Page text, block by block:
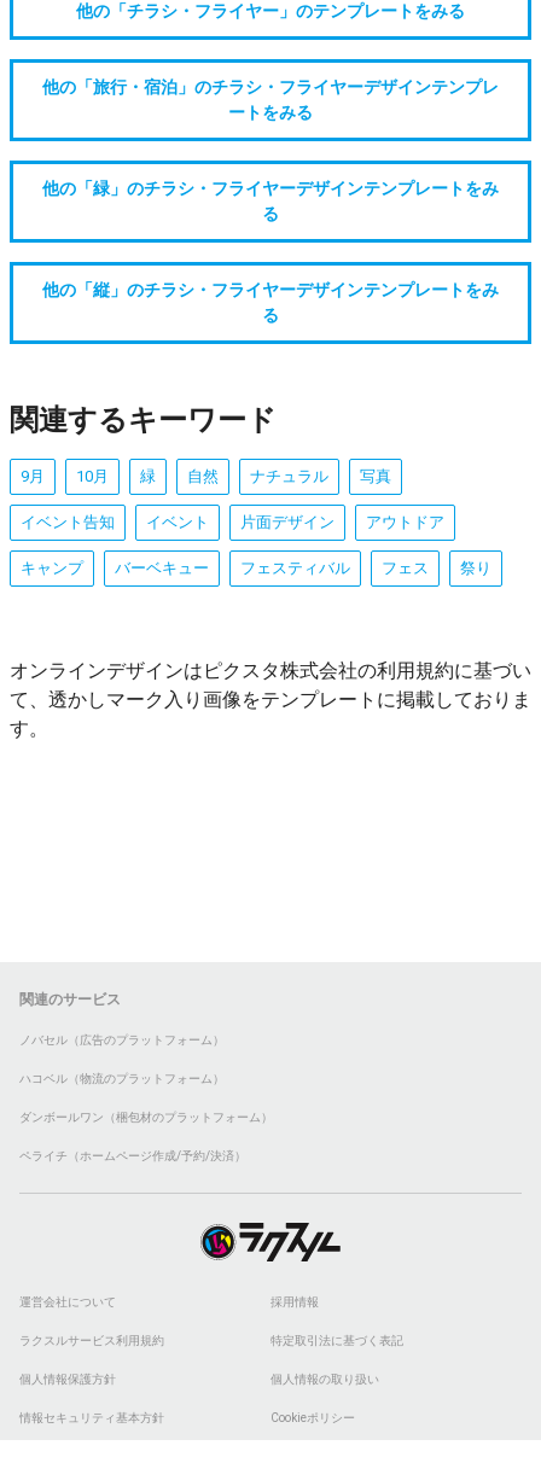
他の「チラシ・フライヤー」のテンプレートをみる
他の「旅行・宿泊」のチラシ・フライヤーデザインテンプレ
ートをみる
他の「緑」のチラシ・フライヤーデザインテンプレートをみ
る
他の「縦」のチラシ・フライヤーデザインテンプレートをみ
る
関連するキーワード
9月 10月 緑 自然 ナチュラル 写真
イベント告知 イベント 片面デザイン アウトドア
キャンプ バーベキュー フェスティバル フェス 祭り
オンラインデザインはピクスタ株式会社の利用規約に基づい
て、透かしマーク入り画像をテンプレートに掲載しておりま
す。
関連のサービス
ノバセル（広告のプラットフォーム）
ハコベル（物流のプラットフォーム）
ダンボールワン（梱包材のプラットフォーム）
ペライチ（ホームページ作成/予約/決済）
運営会社について 採用情報
ラクスルサービス利用規約 特定取引法に基づく表記
個人情報保護方針 個人情報の取り扱い
情報セキュリティ基本方針 Cookieポリシー